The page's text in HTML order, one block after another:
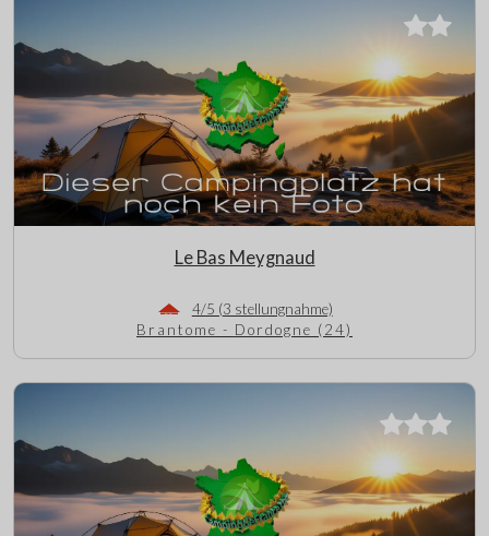
Le Bas Meygnaud
4/5 (3 stellungnahme)
Brantome - Dordogne (24)